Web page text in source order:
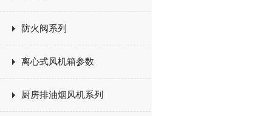
防火阀系列
离心式风机箱参数
厨房排油烟风机系列